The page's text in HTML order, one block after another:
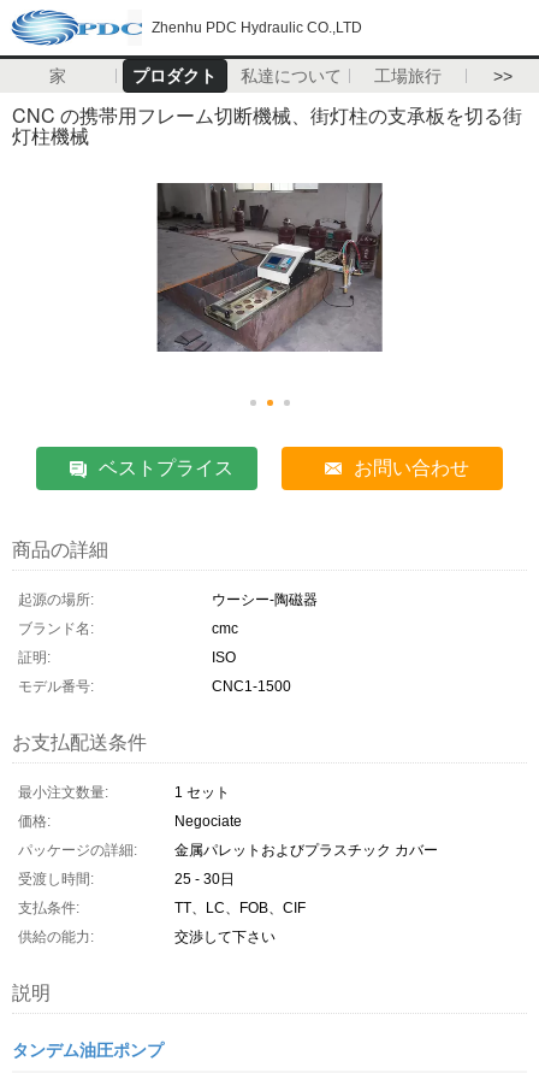
Zhenhu PDC Hydraulic CO.,LTD
家 プロダクト 私達について 工場旅行 >>
CNC の携帯用フレーム切断機械、街灯柱の支承板を切る街
灯柱機械
ベストプライス お問い合わせ
商品の詳細
起源の場所:
ウーシー-陶磁器
ブランド名:
cmc
証明:
ISO
モデル番号:
CNC1-1500
お支払配送条件
最小注文数量:
1 セット
価格:
Negociate
パッケージの詳細:
金属パレットおよびプラスチック カバー
受渡し時間:
25 - 30日
支払条件:
TT、LC、FOB、CIF
供給の能力:
交渉して下さい
説明
タンデム油圧ポンプ